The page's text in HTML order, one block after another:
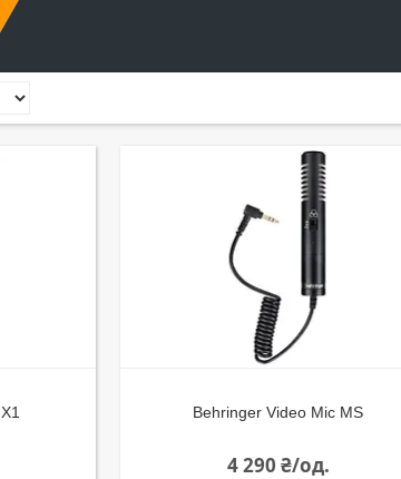
Behringer Video Mic MS
4 290 ₴/од.